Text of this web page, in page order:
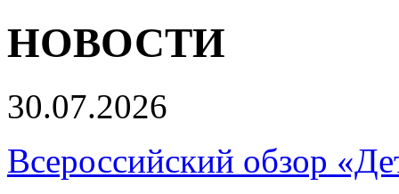
НОВОСТИ
30.07.2026
Всероссийский обзор